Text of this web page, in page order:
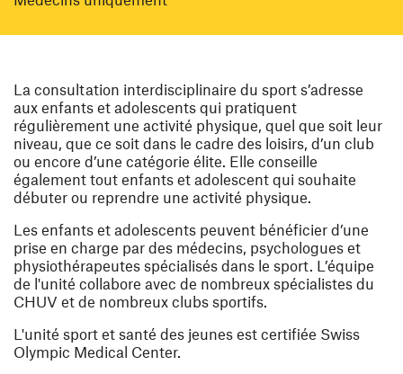
La consultation interdisciplinaire du sport s’adresse
aux enfants et adolescents qui pratiquent
régulièrement une activité physique, quel que soit leur
niveau, que ce soit dans le cadre des loisirs, d’un club
ou encore d’une catégorie élite. Elle conseille
également tout enfants et adolescent qui souhaite
débuter ou reprendre une activité physique.
Les enfants et adolescents peuvent bénéficier d’une
prise en charge par des médecins, psychologues et
physiothérapeutes spécialisés dans le sport. L’équipe
de l'unité collabore avec de nombreux spécialistes du
CHUV et de nombreux clubs sportifs.
L'unité sport et santé des jeunes est certifiée Swiss
Olympic Medical Center.